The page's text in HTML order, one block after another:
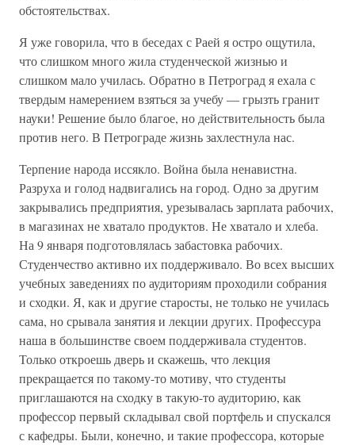
обстоятельствах.
Я уже говорила, что в беседах с Раей я остро ощутила,
что слишком много жила студенческой жизнью и
слишком мало училась. Обратно в Петроград я ехала с
твердым намерением взяться за учебу — грызть гранит
науки! Решение было благое, но действительность была
против него. В Петрограде жизнь захлестнула нас.
Терпение народа иссякло. Война была ненавистна.
Разруха и голод надвигались на город. Одно за другим
закрывались предприятия, урезывалась зарплата рабочих,
в магазинах не хватало продуктов. Не хватало и хлеба.
На 9 января подготовлялась забастовка рабочих.
Студенчество активно их поддерживало. Во всех высших
учебных заведениях по аудиториям проходили собрания
и сходки. Я, как и другие старосты, не только не училась
сама, но срывала занятия и лекции других. Профессура
наша в большинстве своем поддерживала студентов.
Только откроешь дверь и скажешь, что лекция
прекращается по такому-то мотиву, что студенты
приглашаются на сходку в такую-то аудиторию, как
профессор первый складывал свой портфель и спускался
с кафедры. Были, конечно, и такие профессора, которые